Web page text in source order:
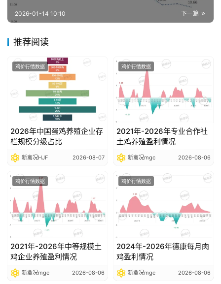
分
析
报
告
今
日
猪
价
下一篇
2026-01-14 10:10
推荐阅读
鸡价行情数据
2026年中国蛋鸡养殖企业存
栏规模分级占比
新禽况HJF 2026-08-07
鸡价行情数据
2021年-2026年专业合作社
土鸡养殖盈利情况
新禽况mgc 2026-08-06
鸡价行情数据
2021年-2026年中等规模土
鸡企业养殖盈利情况
新禽况mgc 2026-08-06
鸡价行情数据
2024年-2026年德康每月肉
鸡盈利情况
新禽况mgc 2026-08-06